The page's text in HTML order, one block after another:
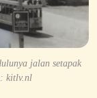
jalan setapak
kitlv.nl